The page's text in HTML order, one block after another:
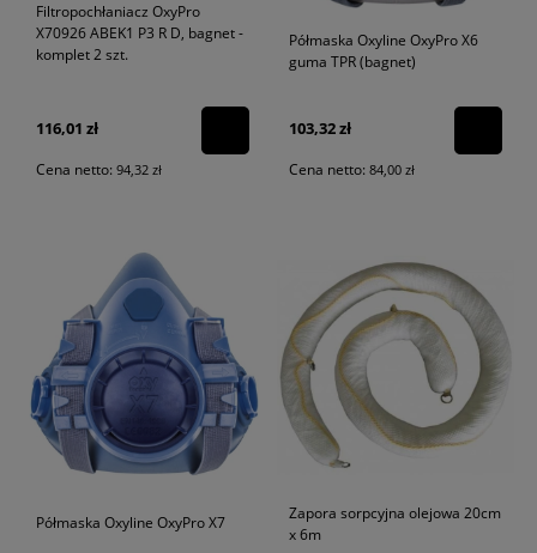
Filtropochłaniacz OxyPro
X70926 ABEK1 P3 R D, bagnet -
komplet 2 szt.
116,01 zł
Cena netto: 94,32 zł
Półmaska Oxyline OxyPro X6
guma TPR (bagnet)
103,32 zł
Cena netto: 84,00 zł
Półmaska Oxyline OxyPro X7
Zapora sorpcyjna olejowa 20cm
x 6m